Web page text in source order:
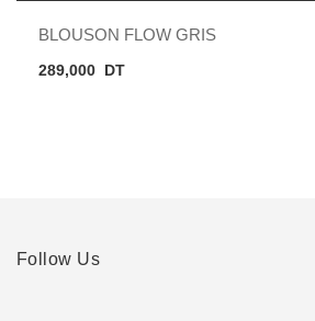
BLOUSON FLOW GRIS
289,000 DT
Follow Us